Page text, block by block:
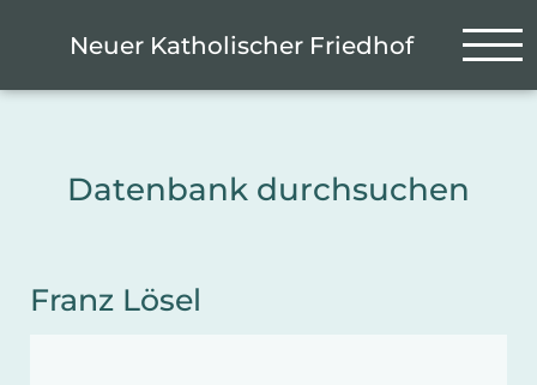
Neuer Katholischer Friedhof
Datenbank durchsuchen
Franz Lösel